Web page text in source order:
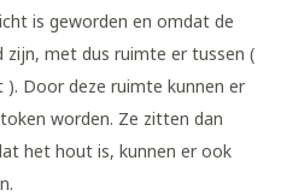
is geworden en omdat de
zijn, met dus ruimte er tussen (
Door deze ruimte kunnen er
worden. Ze zitten dan
het hout is, kunnen er ook